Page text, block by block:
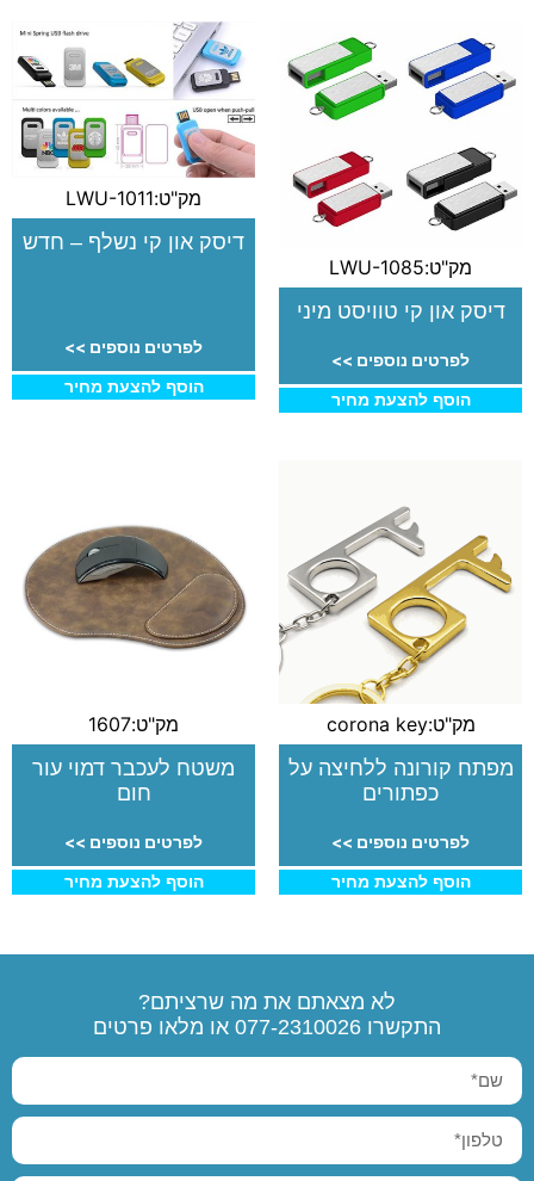
מק"ט:LWU-1085
דיסק און קי טוויסט מיני
לפרטים נוספים >>
הוסף להצעת מחיר
מק"ט:LWU-1011
דיסק און קי נשלף – חדש
לפרטים נוספים >>
הוסף להצעת מחיר
מק"ט:corona key
מפתח קורונה ללחיצה על
כפתורים
לפרטים נוספים >>
הוסף להצעת מחיר
מק"ט:1607
משטח לעכבר דמוי עור
חום
לפרטים נוספים >>
הוסף להצעת מחיר
לא מצאתם את מה שרציתם?
התקשרו 077-2310026 או מלאו פרטים